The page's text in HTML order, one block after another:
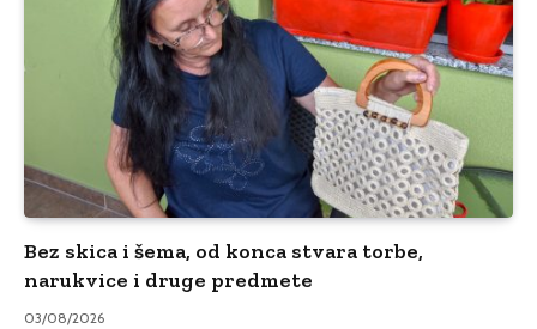
Bez skica i šema, od konca stvara torbe,
narukvice i druge predmete
03/08/2026